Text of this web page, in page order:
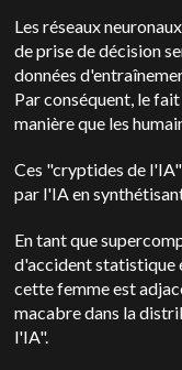
Les réseaux
de prise de décision
données
Par conséquent, le
manière que les
Ces "cryptides de
par l'IA en
En tant que
d'accident statistique
cette femme est
macabre dans la
l'IA".